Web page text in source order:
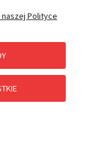
Polityce